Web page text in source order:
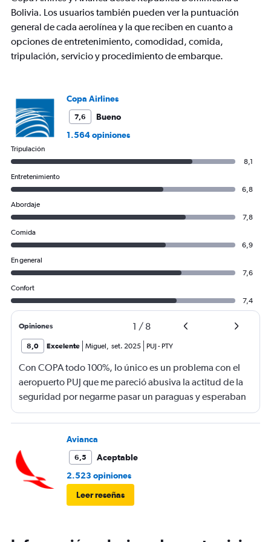
axis
values.
Range:
0
Bolivia. Los usuarios también pueden ver la puntuación
general de cada aerolínea y la que reciben en cuanto a
opciones de entretenimiento, comodidad, comida,
tripulación, servicio y procedimiento de embarque.
Copa Airlines
7,6
Bueno
1.564 opiniones
Tripulación
8,1
Entretenimiento
6,8
Abordaje
7,8
Comida
6,9
En general
7,6
Confort
7,4
Opiniones 1 / 8
8,0 Excelente Miguel, set. 2025 PUJ - PTY
Con COPA todo 100%, lo único es un problema con el
aeropuerto PUJ que me pareció abusiva la actitud de la
seguridad por negarme pasar un paraguas y esperaban
que lo despache en mostrador de COPA como si fuese
un equipaje. Lo más insólito es que dejaban pasar a
adultos mayores CON BASTONES. Me salía más caro
embalar y mandar el paraguas a la bodega que el valor
económico del artículo, y lo más loco, es que en el duty
free venden paraguas. Hasta donde y en nombre de la
“seguridad”, caemos en el abuso y el exceso?
Avianca
6,5
Aceptable
2.523 opiniones
Leer reseñas